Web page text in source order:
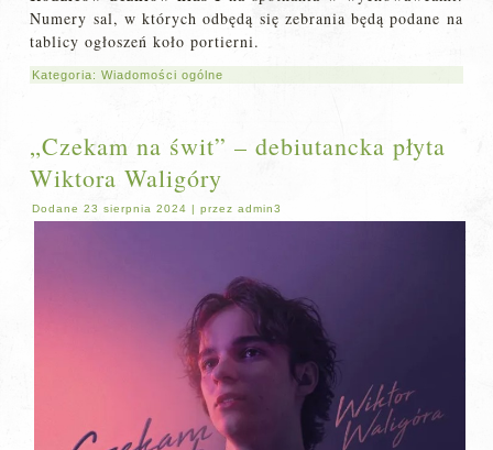
Numery sal, w których odbędą się zebrania będą podane na
tablicy ogłoszeń koło portierni.
Kategoria:Wiadomości ogólne
„Czekam na świt” – debiutancka płyta
Wiktora Waligóry
Dodane 23 sierpnia 2024 |przez admin3